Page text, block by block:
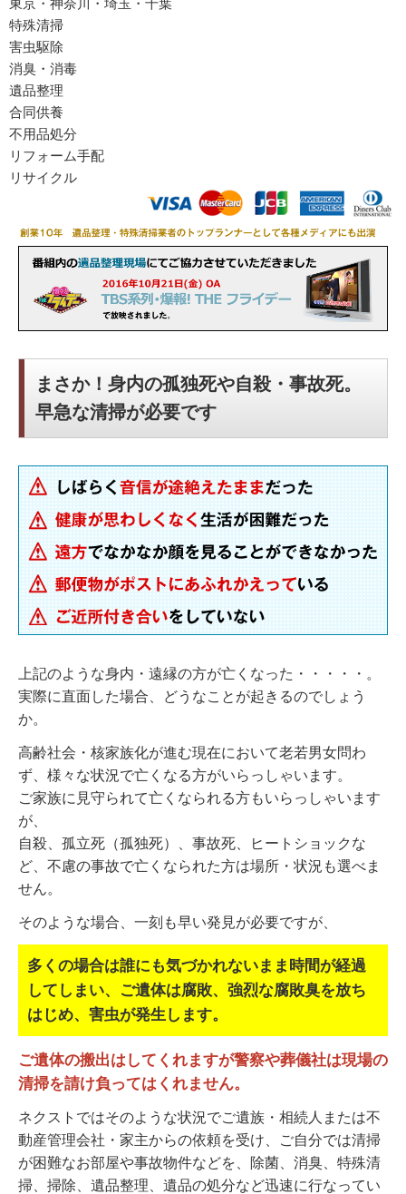
東京・神奈川・埼玉・千葉
特殊清掃
害虫駆除
消臭・消毒
遺品整理
合同供養
不用品処分
リフォーム手配
リサイクル
まさか！身内の孤独死や自殺・事故死。
早急な清掃が必要です
上記のような身内・遠縁の方が亡くなった・・・・・。
実際に直面した場合、どうなことが起きるのでしょう
か。
高齢社会・核家族化が進む現在において老若男女問わ
ず、様々な状況で亡くなる方がいらっしゃいます。
ご家族に見守られて亡くなられる方もいらっしゃいます
が、
自殺、孤立死（孤独死）、事故死、ヒートショックな
ど、不慮の事故で亡くなられた方は場所・状況も選べま
せん。
そのような場合、一刻も早い発見が必要ですが、
多くの場合は誰にも気づかれないまま時間が経過
してしまい、 ご遺体は腐敗、強烈な腐敗臭を放ち
はじめ、害虫が発生します。
ご遺体の搬出はしてくれますが警察や葬儀社は現場の
清掃を請け負ってはくれません。
ネクストではそのような状況でご遺族・相続人または不
動産管理会社・家主からの依頼を受け、ご自分では清掃
が困難なお部屋や事故物件などを、除菌、消臭、特殊清
掃、掃除、遺品整理、遺品の処分など迅速に行なってい